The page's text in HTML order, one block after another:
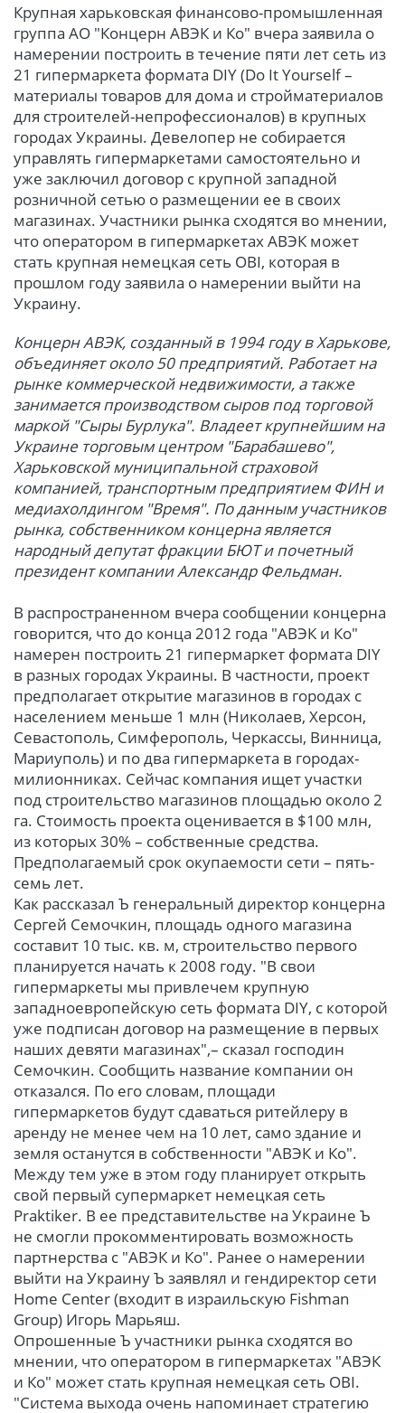
Крупная харьковская финансово-промышленная
группа АО "Концерн АВЭК и Ко" вчера заявила о
намерении построить в течение пяти лет сеть из
21 гипермаркета формата DIY (Do It Yourself –
материалы товаров для дома и стройматериалов
для строителей-непрофессионалов) в крупных
городах Украины. Девелопер не собирается
управлять гипермаркетами самостоятельно и
уже заключил договор с крупной западной
розничной сетью о размещении ее в своих
магазинах. Участники рынка сходятся во мнении,
что оператором в гипермаркетах АВЭК может
стать крупная немецкая сеть OBI, которая в
прошлом году заявила о намерении выйти на
Украину.
Концерн АВЭК, созданный в 1994 году в Харькове,
объединяет около 50 предприятий. Работает на
рынке коммерческой недвижимости, а также
занимается производством сыров под торговой
маркой "Сыры Бурлука". Владеет крупнейшим на
Украине торговым центром "Барабашево",
Харьковской муниципальной страховой
компанией, транспортным предприятием ФИН и
медиахолдингом "Время". По данным участников
рынка, собственником концерна является
народный депутат фракции БЮТ и почетный
президент компании Александр Фельдман.
В распространенном вчера сообщении концерна
говорится, что до конца 2012 года "АВЭК и Ко"
намерен построить 21 гипермаркет формата DIY
в разных городах Украины. В частности, проект
предполагает открытие магазинов в городах с
населением меньше 1 млн (Николаев, Херсон,
Севастополь, Симферополь, Черкассы, Винница,
Мариуполь) и по два гипермаркета в городах-
милионниках. Сейчас компания ищет участки
под строительство магазинов площадью около 2
га. Стоимость проекта оценивается в $100 млн,
из которых 30% – собственные средства.
Предполагаемый срок окупаемости сети – пять-
семь лет.
Как рассказал Ъ генеральный директор концерна
Сергей Семочкин, площадь одного магазина
составит 10 тыс. кв. м, строительство первого
планируется начать к 2008 году. "В свои
гипермаркеты мы привлечем крупную
западноевропейскую сеть формата DIY, с которой
уже подписан договор на размещение в первых
наших девяти магазинах",– сказал господин
Семочкин. Сообщить название компании он
отказался. По его словам, площади
гипермаркетов будут сдаваться ритейлеру в
аренду не менее чем на 10 лет, само здание и
земля останутся в собственности "АВЭК и Ко".
Между тем уже в этом году планирует открыть
свой первый супермаркет немецкая сеть
Praktiker. В ее представительстве на Украине Ъ
не смогли прокомментировать возможность
партнерства с "АВЭК и Ко". Ранее о намерении
выйти на Украину Ъ заявлял и гендиректор сети
Home Center (входит в израильскую Fishman
Group) Игорь Марьяш.
Опрошенные Ъ участники рынка сходятся во
мнении, что оператором в гипермаркетах "АВЭК
и Ко" может стать крупная немецкая сеть OBI.
"Система выхода очень напоминает стратегию